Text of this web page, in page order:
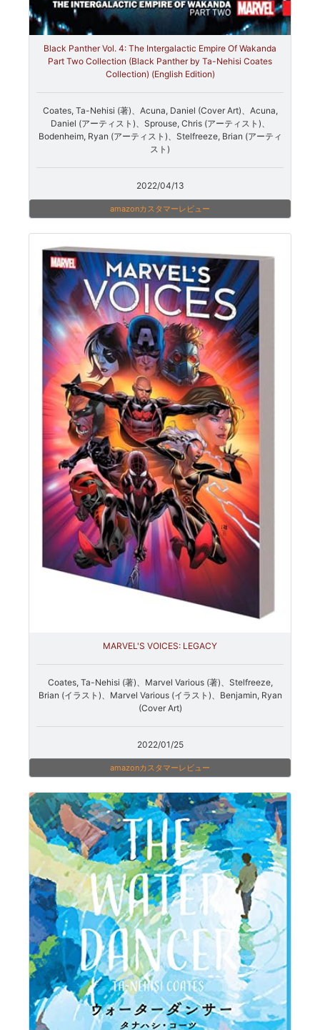
Black Panther Vol. 4: The Intergalactic Empire Of Wakanda
Part Two Collection (Black Panther by Ta-Nehisi Coates
Collection) (English Edition)
Coates, Ta-Nehisi (著)、Acuna, Daniel (Cover Art)、Acuna,
Daniel (アーティスト)、Sprouse, Chris (アーティスト)、
Bodenheim, Ryan (アーティスト)、Stelfreeze, Brian (アーティ
スト)
2022/04/13
amazonカスタマーレビュー
MARVEL'S VOICES: LEGACY
Coates, Ta-Nehisi (著)、Marvel Various (著)、Stelfreeze,
Brian (イラスト)、Marvel Various (イラスト)、Benjamin, Ryan
(Cover Art)
2022/01/25
amazonカスタマーレビュー